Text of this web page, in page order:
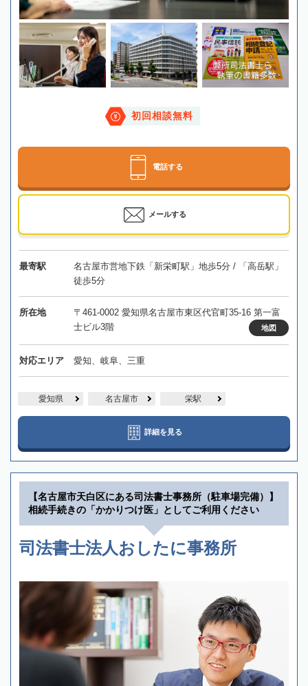
初回相談無料
電話する
メールする
最寄駅
名古屋市営地下鉄「新栄町駅」地歩5分 / 「高岳駅」
徒歩5分
所在地
〒461-0002 愛知県名古屋市東区代官町35-16 第一富
士ビル3階
地図
対応エリア 愛知、岐阜、三重
愛知県 名古屋市 栄駅
詳細を見る
【名古屋市天白区にある司法書士事務所（駐車場完備）】
相続手続きの「かかりつけ医」としてご利用ください
司法書士法人おしたに事務所